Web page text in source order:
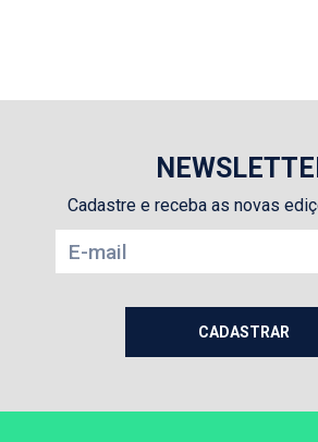
Cadastre e receba as novas